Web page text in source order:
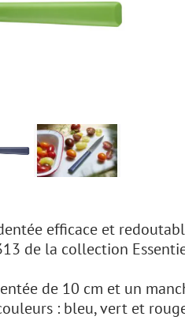
efficace et
de la collection
de 10 cm et un
: bleu, vert et